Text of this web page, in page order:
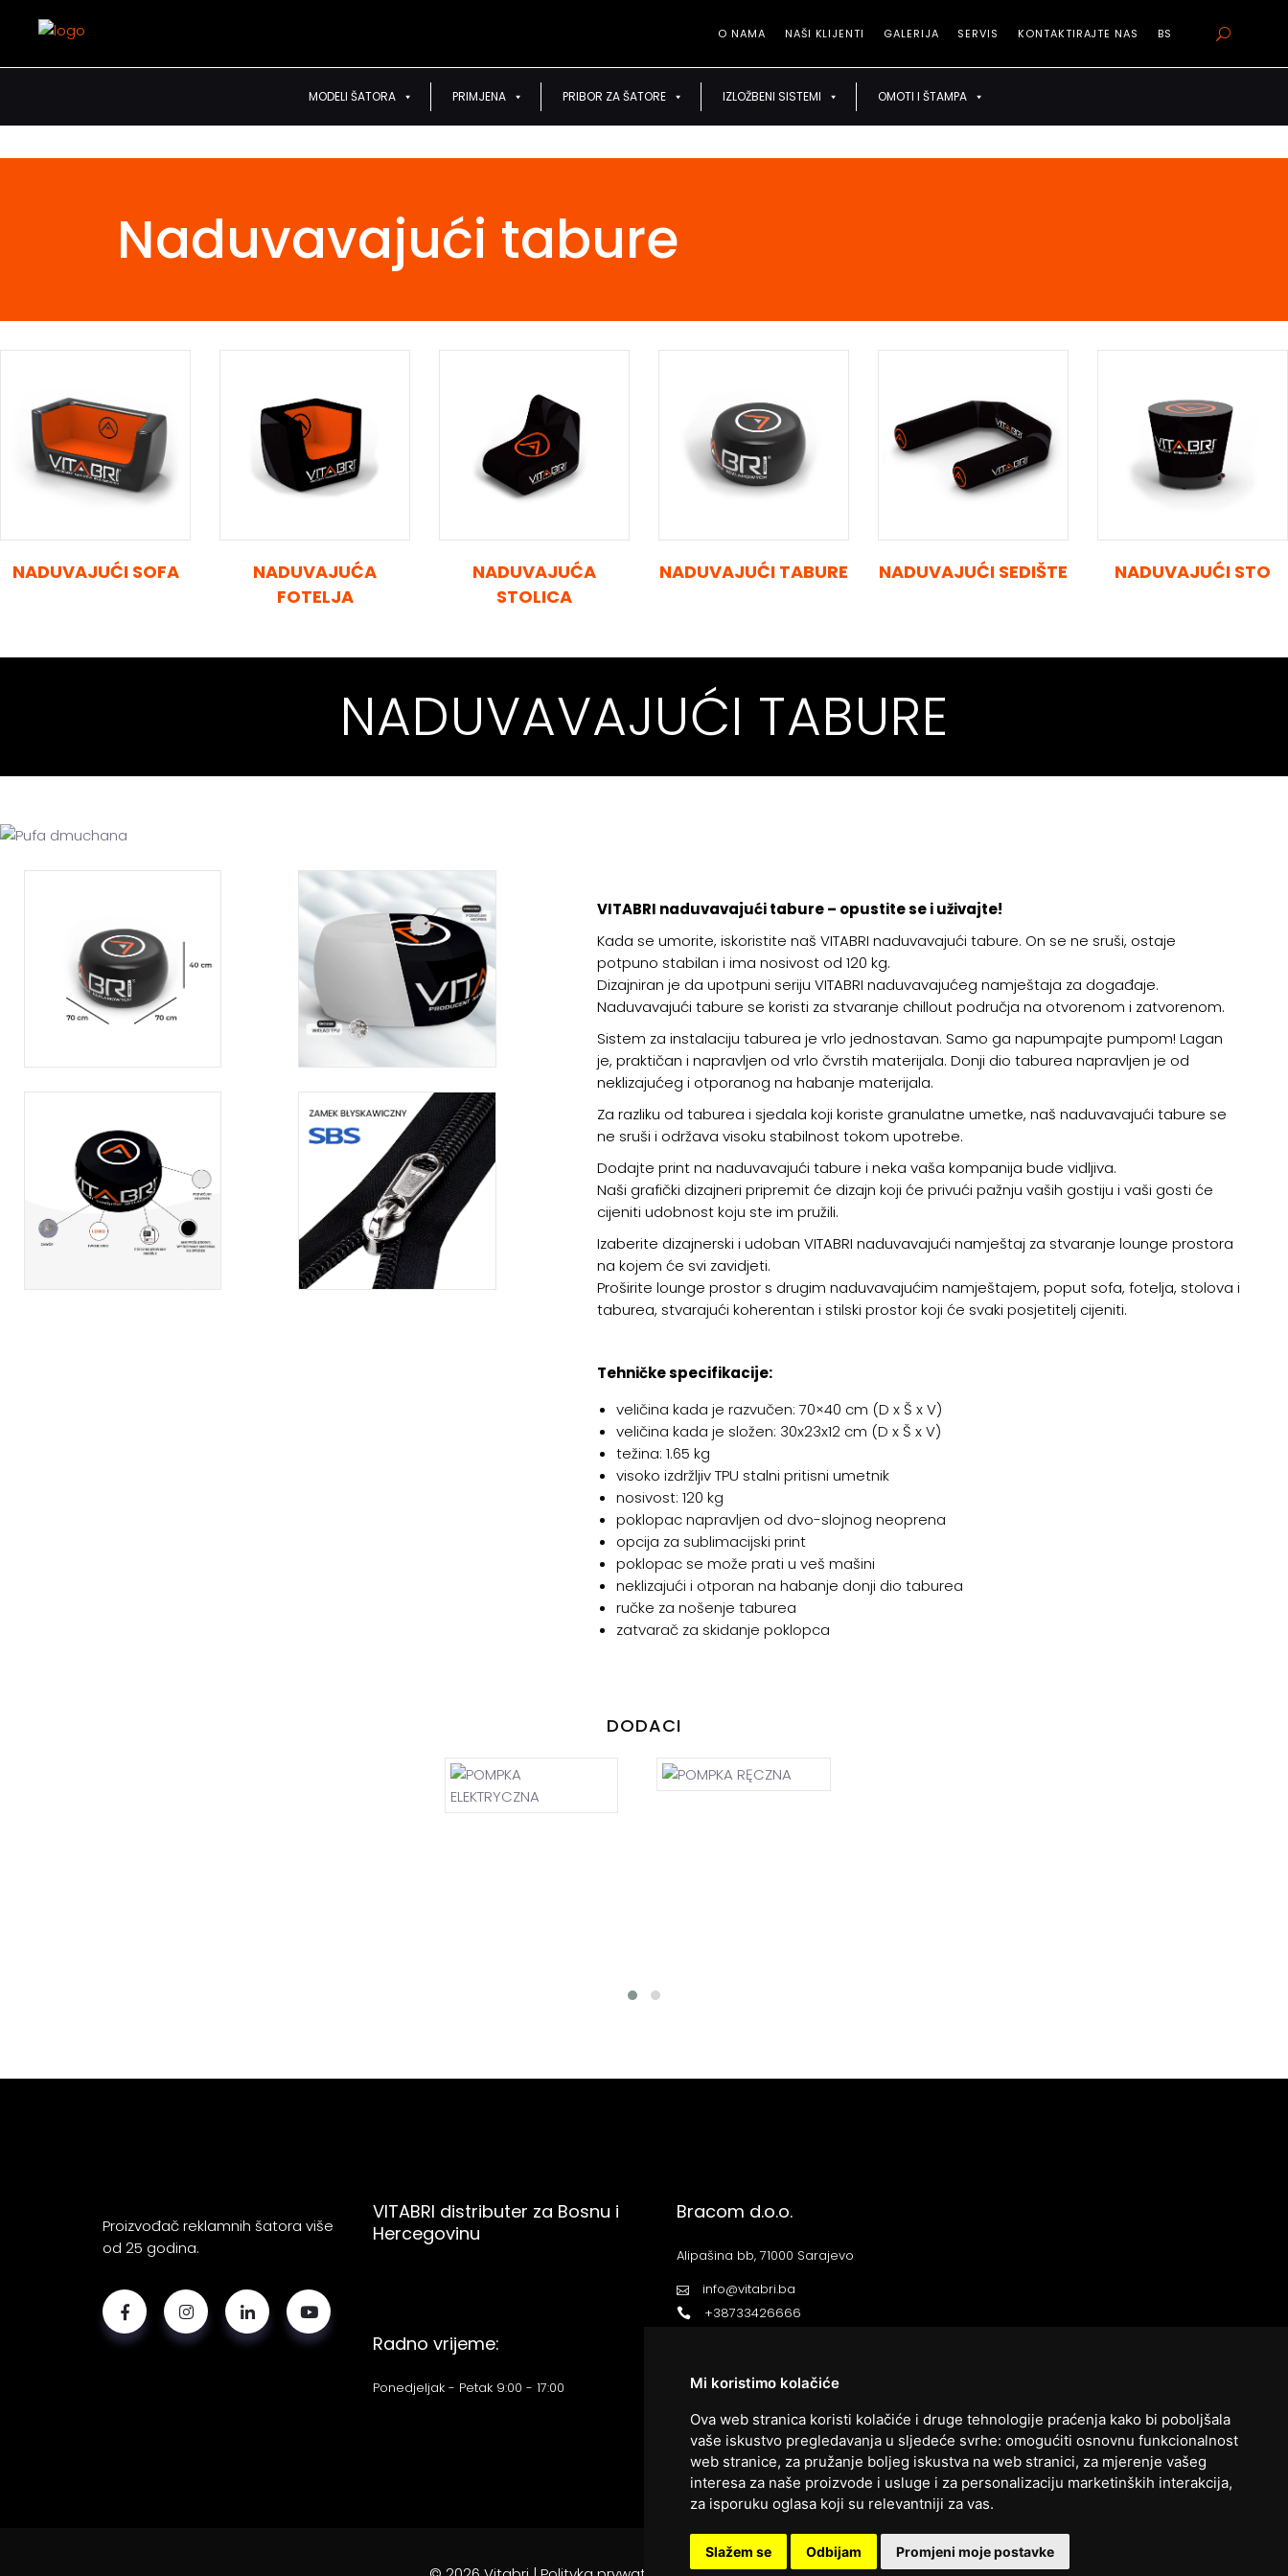
Mi koristimo kolačiće
Ova web stranica koristi kolačiće i druge tehnologije praćenja kako bi poboljšala
vaše iskustvo pregledavanja u sljedeće svrhe: omogućiti osnovnu funkcionalnost
web stranice, za pružanje boljeg iskustva na web stranici, za mjerenje vašeg
interesa za naše proizvode i usluge i za personalizaciju marketinških interakcija,
za isporuku oglasa koji su relevantniji za vas.
Slažem se Odbijam Promjeni moje postavke
O NAMA NAŠI KLIJENTI GALERIJA SERVIS KONTAKTIRAJTE NAS BS
MODELI ŠATORA PRIMJENA PRIBOR ZA ŠATORE IZLOŽBENI SISTEMI OMOTI I ŠTAMPA
Naduvavajući tabure
NADUVAJUĆI SOFA
NADUVAJUĆA
FOTELJA
NADUVAJUĆA
STOLICA
NADUVAJUĆI TABURE NADUVAJUĆI SEDIŠTE NADUVAJUĆI STO
NADUVAVAJUĆI TABURE
VITABRI naduvavajući tabure – opustite se i uživajte!
Kada se umorite, iskoristite naš VITABRI naduvavajući tabure. On se ne sruši, ostaje
potpuno stabilan i ima nosivost od 120 kg.
Dizajniran je da upotpuni seriju VITABRI naduvavajućeg namještaja za događaje.
Naduvavajući tabure se koristi za stvaranje chillout područja na otvorenom i zatvorenom.
Sistem za instalaciju taburea je vrlo jednostavan. Samo ga napumpajte pumpom! Lagan
je, praktičan i napravljen od vrlo čvrstih materijala. Donji dio taburea napravljen je od
neklizajućeg i otporanog na habanje materijala.
Za razliku od taburea i sjedala koji koriste granulatne umetke, naš naduvavajući tabure se
ne sruši i održava visoku stabilnost tokom upotrebe.
Dodajte print na naduvavajući tabure i neka vaša kompanija bude vidljiva.
Naši grafički dizajneri pripremit će dizajn koji će privući pažnju vaših gostiju i vaši gosti će
cijeniti udobnost koju ste im pružili.
Izaberite dizajnerski i udoban VITABRI naduvavajući namještaj za stvaranje lounge prostora
na kojem će svi zavidjeti.
Proširite lounge prostor s drugim naduvavajućim namještajem, poput sofa, fotelja, stolova i
taburea, stvarajući koherentan i stilski prostor koji će svaki posjetitelj cijeniti.
Tehničke specifikacije:
veličina kada je razvučen: 70×40 cm (D x Š x V)
veličina kada je složen: 30x23x12 cm (D x Š x V)
težina: 1.65 kg
visoko izdržljiv TPU stalni pritisni umetnik
nosivost: 120 kg
poklopac napravljen od dvo-slojnog neoprena
opcija za sublimacijski print
poklopac se može prati u veš mašini
neklizajući i otporan na habanje donji dio taburea
ručke za nošenje taburea
zatvarač za skidanje poklopca
DODACI
Proizvođač reklamnih šatora više
od 25 godina.
VITABRI distributer za Bosnu i
Hercegovinu
Bracom d.o.o.
Alipašina bb, 71000 Sarajevo
info@vitabri.ba
+38733426666
Radno vrijeme:
Ponedjeljak - Petak 9:00 - 17:00